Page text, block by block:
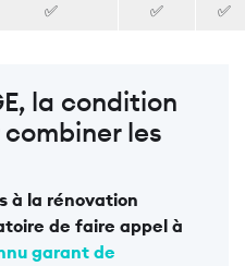
✅ ✅ ✅
la condition
les
à la rénovation
de faire appel à
garant de